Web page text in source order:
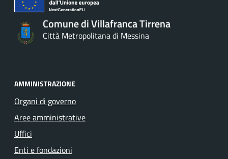
Comune di Villafranca Tirrena
Città Metropolitana di Messina
AMMINISTRAZIONE
Organi di governo
Aree amministrative
Uffici
Enti e fondazioni